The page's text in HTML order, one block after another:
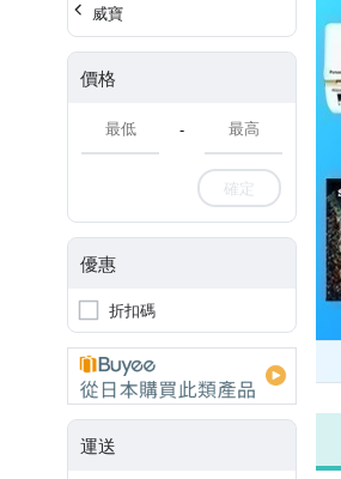
威寶
價格
-
確定
優惠
折扣碼
運送